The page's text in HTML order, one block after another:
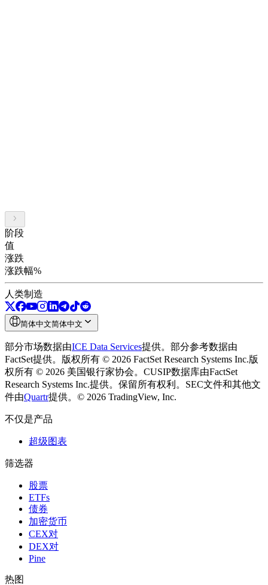
阶段
值
涨跌
涨跌幅%
人类制造
简体中文简体中文
部分市场数据由ICE Data Services提供。 部分参考数据由
FactSet提供。版权所有 © 2026 FactSet Research Systems Inc.版
权所有 © 2026 美国银行家协会。CUSIP数据库由FactSet
Research Systems Inc.提供。保留所有权利。 SEC文件和其他文
件由Quartr提供。 © 2026 TradingView, Inc.
不仅是产品
超级图表
筛选器
股票
ETFs
债券
加密货币
CEX对
DEX对
Pine
热图